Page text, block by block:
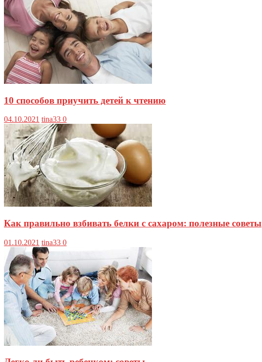
10 способов приучить детей к чтению
04.10.2021 tina33 0
Как правильно взбивать белки с сахаром: полезные советы
01.10.2021 tina33 0